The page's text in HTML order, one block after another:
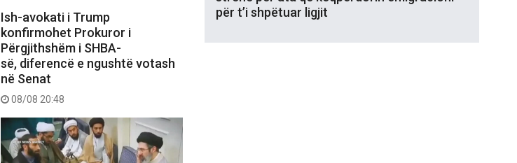
Ish-avokati i Trump
konfirmohet Prokuror i
Përgjithshëm i SHBA-
së, diferencë e ngushtë votash
në Senat
08/08 20:48
për t’i shpëtuar ligjit